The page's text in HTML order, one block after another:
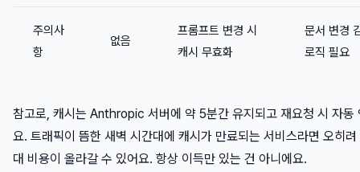
주의사
항
없음
프롬프트 변경 시
캐시 무효화
문서 변경
로직 필요
참고로, 캐시는 Anthropic 서버에 약 5분간 유지되고 재요청 시 자동
요. 트래픽이 뜸한 새벽 시간대에 캐시가 만료되는 서비스라면 오히
대 비용이 올라갈 수 있어요. 항상 이득만 있는 건 아니에요.